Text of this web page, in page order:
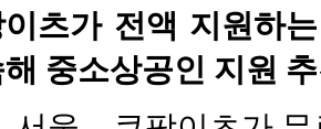
이츠가 전액 지원하
중소상공인 지원